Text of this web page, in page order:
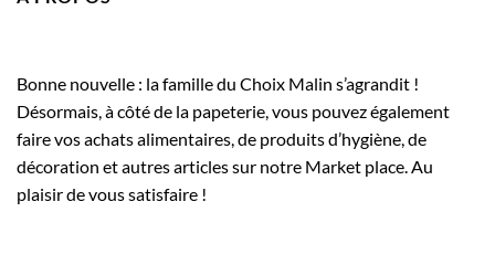
Bonne nouvelle : la famille du Choix Malin s’agrandit !
Désormais, à côté de la papeterie, vous pouvez également
faire vos achats alimentaires, de produits d’hygiène, de
décoration et autres articles sur notre Market place. Au
plaisir de vous satisfaire !